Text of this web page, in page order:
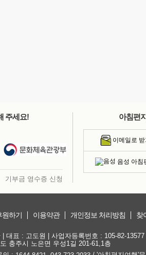
주세요!
기부금 영수증 신청
아침편
이메일로 받
음성 아침
원하기 이용약관 개인정보 처리방침 찾
대표 : 고도원 | 사업자등록번호 : 105-82-13577
충주시 노은면 우성1길 201-61,1층